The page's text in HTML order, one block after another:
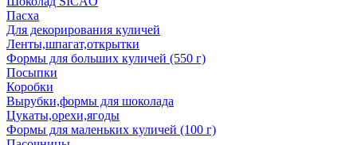
Пасха
Для декорирования куличей
Ленты,шпагат,открытки
Формы для больших куличей (550 г)
Посыпки
Коробки
Вырубки,формы для шоколада
Цукаты,орехи,ягоды
Формы для маленьких куличей (100 г)